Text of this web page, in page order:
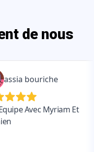
de nous